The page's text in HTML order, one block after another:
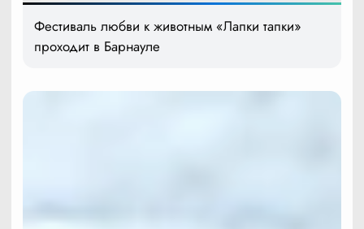
Фестиваль любви к животным «Лапки тапки»
проходит в Барнауле